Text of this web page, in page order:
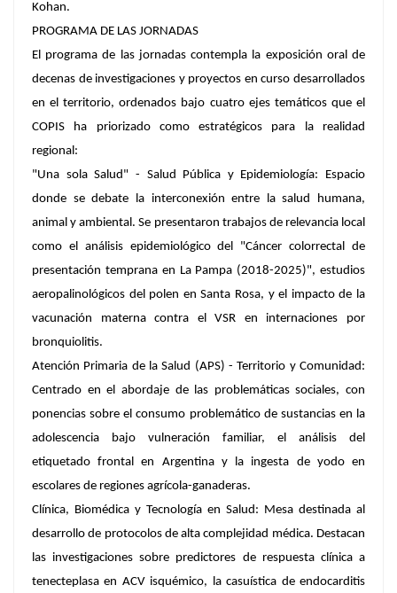
Kohan.
PROGRAMA DE LAS JORNADAS
El programa de las jornadas contempla la exposición oral de
decenas de investigaciones y proyectos en curso desarrollados
en el territorio, ordenados bajo cuatro ejes temáticos que el
COPIS ha priorizado como estratégicos para la realidad
regional:
"Una sola Salud" - Salud Pública y Epidemiología: Espacio
donde se debate la interconexión entre la salud humana,
animal y ambiental. Se presentaron trabajos de relevancia local
como el análisis epidemiológico del "Cáncer colorrectal de
presentación temprana en La Pampa (2018-2025)", estudios
aeropalinológicos del polen en Santa Rosa, y el impacto de la
vacunación materna contra el VSR en internaciones por
bronquiolitis.
Atención Primaria de la Salud (APS) - Territorio y Comunidad:
Centrado en el abordaje de las problemáticas sociales, con
ponencias sobre el consumo problemático de sustancias en la
adolescencia bajo vulneración familiar, el análisis del
etiquetado frontal en Argentina y la ingesta de yodo en
escolares de regiones agrícola-ganaderas.
Clínica, Biomédica y Tecnología en Salud: Mesa destinada al
desarrollo de protocolos de alta complejidad médica. Destacan
las investigaciones sobre predictores de respuesta clínica a
tenecteplasa en ACV isquémico, la casuística de endocarditis